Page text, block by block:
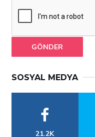
GÖNDER
SOSYAL MEDYA
21.2K